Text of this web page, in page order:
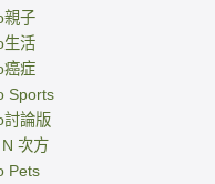
親子
生活
癌症
Sports
討論版
次方
Pets